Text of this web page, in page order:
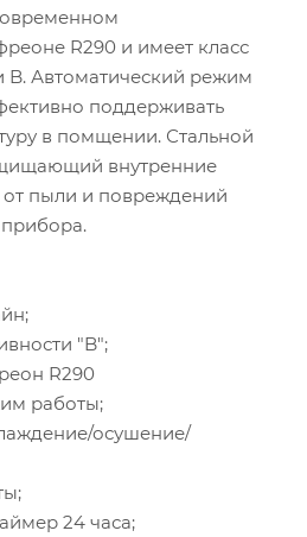
R290 и имеет класс
B. Автоматический режим
поддерживать
в помщении. Стальной
внутренние
пыли и повреждений
"B";
R290
работы;
осушение/
24 часа;